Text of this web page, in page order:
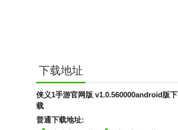
下载地址
侠义1手游官网版 v1.0.560000android版下
载
普通下载地址: